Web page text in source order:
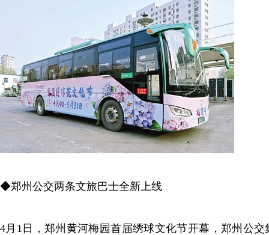
◆郑州公交两条文旅巴士全新上线
4月1日，郑州黄河梅园首届绣球文化节开幕，郑州公交